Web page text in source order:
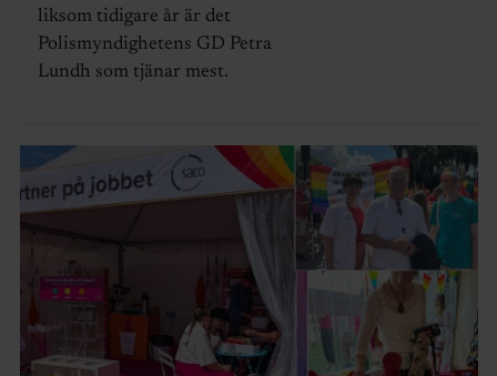
liksom tidigare år är det
Polismyndighetens GD Petra
Lundh som tjänar mest.